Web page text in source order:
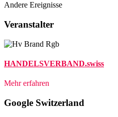
Andere Ereignisse
Veranstalter
HANDELSVERBAND.swiss
Mehr erfahren
Google Switzerland